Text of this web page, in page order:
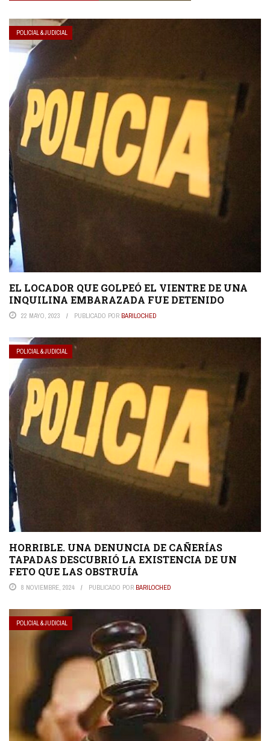
POLICIAL & JUDICIAL
EL LOCADOR QUE GOLPEÓ EL VIENTRE DE UNA
INQUILINA EMBARAZADA FUE DETENIDO
22 MAYO, 2023 PUBLICADO POR BARILOCHED
POLICIAL & JUDICIAL
HORRIBLE. UNA DENUNCIA DE CAÑERÍAS
TAPADAS DESCUBRIÓ LA EXISTENCIA DE UN
FETO QUE LAS OBSTRUÍA
8 NOVIEMBRE, 2024 PUBLICADO POR BARILOCHED
POLICIAL & JUDICIAL